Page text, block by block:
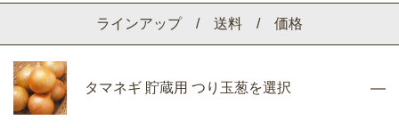
ラインアップ / 送料 / 価格
タマネギ 貯蔵用 つり玉葱を選択